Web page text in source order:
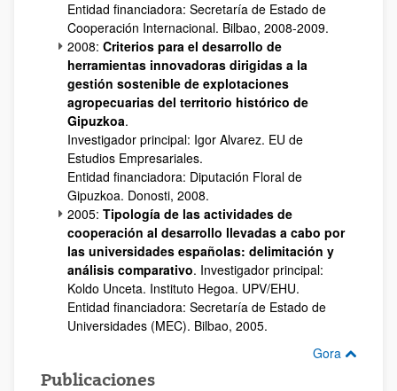
Entidad financiadora: Secretaría de Estado de
Cooperación Internacional. Bilbao, 2008-2009.
2008: Criterios para el desarrollo de
herramientas innovadoras dirigidas a la
gestión sostenible de explotaciones
agropecuarias del territorio histórico de
Gipuzkoa.
Investigador principal: Igor Alvarez. EU de
Estudios Empresariales.
Entidad financiadora: Diputación Floral de
Gipuzkoa. Donosti, 2008.
2005: Tipología de las actividades de
cooperación al desarrollo llevadas a cabo por
las universidades españolas: delimitación y
análisis comparativo. Investigador principal:
Koldo Unceta. Instituto Hegoa. UPV/EHU.
Entidad financiadora: Secretaría de Estado de
Universidades (MEC). Bilbao, 2005.
Gora
Publicaciones